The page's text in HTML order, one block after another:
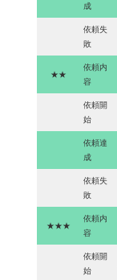
成
依頼失
敗
★★
依頼内
容
依頼開
始
依頼達
成
依頼失
敗
★★★
依頼内
容
依頼開
始